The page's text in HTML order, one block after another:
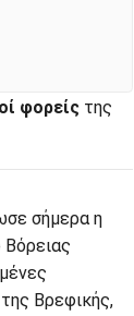
φορείς της
σήμερα η
Βρεφικής,